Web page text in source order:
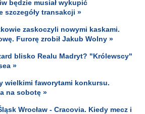
będzie musiał wykupić
szczegóły transakcji »
zaskoczyli nowymi kaskami.
Furorę zrobił Jakub Wolny »
blisko Realu Madryt? "Królewscy"
»
wielkimi faworytami konkursu.
na sobotę »
Wrocław - Cracovia. Kiedy mecz i